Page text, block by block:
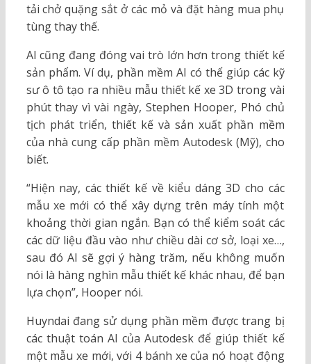
tải chở quặng sắt ở các mỏ và đặt hàng mua phụ
tùng thay thế.
AI cũng đang đóng vai trò lớn hơn trong thiết kế
sản phẩm. Ví dụ, phần mềm AI có thể giúp các kỹ
sư ô tô tạo ra nhiều mẫu thiết kế xe 3D trong vài
phút thay vì vài ngày, Stephen Hooper, Phó chủ
tịch phát triển, thiết kế và sản xuất phần mềm
của nhà cung cấp phần mềm Autodesk (Mỹ), cho
biết.
“Hiện nay, các thiết kế về kiểu dáng 3D cho các
mẫu xe mới có thể xây dựng trên máy tính một
khoảng thời gian ngắn. Bạn có thể kiểm soát các
các dữ liệu đầu vào như chiều dài cơ sở, loại xe…,
sau đó AI sẽ gợi ý hàng trăm, nếu không muốn
nói là hàng nghìn mẫu thiết kế khác nhau, để bạn
lựa chọn”, Hooper nói.
Huyndai đang sử dụng phần mềm được trang bị
các thuật toán AI của Autodesk để giúp thiết kế
một mẫu xe mới, với 4 bánh xe của nó hoạt động